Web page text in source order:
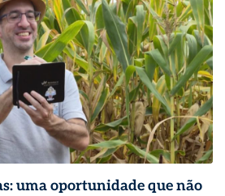
uma oportunidade que não